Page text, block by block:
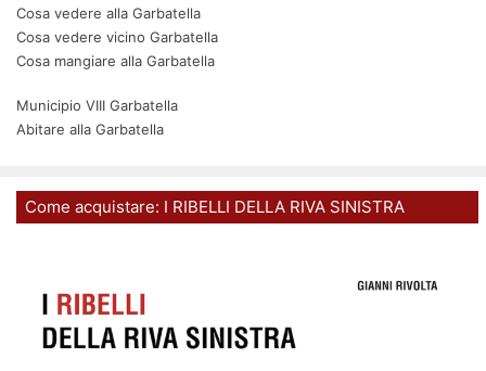
Cosa vedere alla Garbatella
Cosa vedere vicino Garbatella
Cosa mangiare alla Garbatella
Municipio VIII Garbatella
Abitare alla Garbatella
Come acquistare: I RIBELLI DELLA RIVA SINISTRA